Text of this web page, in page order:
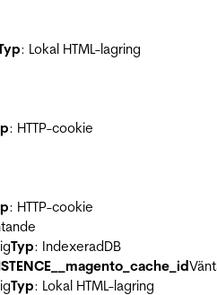
: Lokal HTML-lagring
: HTTP-cookie
: HTTP-cookie
Typ: IndexeradDB
Typ: Lokal HTML-lagring